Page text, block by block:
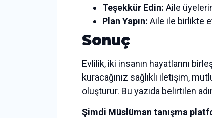
Teşekkür Edin: Aile
Plan Yapın: Aile ile birlikte
Sonuç
Evlilik, iki insanın hayatlarını
kuracağınız sağlıklı iletişim,
oluşturur. Bu yazıda belirtilen
Şimdi Müslüman tanışma